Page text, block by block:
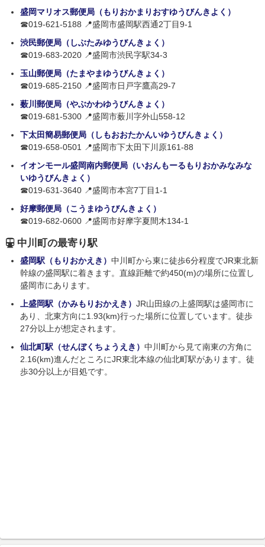
盛岡マリオス郵便局（もりおかまりおすゆうびんきよく）
☎019-621-5188 📍盛岡市盛岡駅西通2丁目9-1
渋民郵便局（しぶたみゆうびんきょく）
☎019-683-2020 📍盛岡市渋民字駅34-3
玉山郵便局（たまやまゆうびんきょく）
☎019-685-2150 📍盛岡市日戸字鷹高29-7
薮川郵便局（やぶかわゆうびんきょく）
☎019-681-5300 📍盛岡市薮川字外山558-12
下太田簡易郵便局（しもおおたかんいゆうびんきょく）
☎019-658-0501 📍盛岡市下太田下川原161-88
イオンモール盛岡南内郵便局（いおんもーるもりおかみなみな
いゆうびんきょく）
☎019-631-3640 📍盛岡市本宮7丁目1-1
好摩郵便局（こうまゆうびんきょく）
☎019-682-0600 📍盛岡市好摩字夏間木134-1
中川町の最寄り駅
盛岡駅（もりおかえき） 中川町から東に徒歩6分程度でJR東北新
幹線の盛岡駅に着きます。直線距離で約450(m)の場所に位置し
盛岡市にあります。
上盛岡駅（かみもりおかえき） JR山田線の上盛岡駅は盛岡市に
あり、北東方向に1.93(km)行った場所に位置しています。徒歩
27分以上が想定されます。
仙北町駅（せんぼくちょうえき） 中川町から見て南東の方角に
2.16(km)進んだところにJR東北本線の仙北町駅があります。徒
歩30分以上が目処です。